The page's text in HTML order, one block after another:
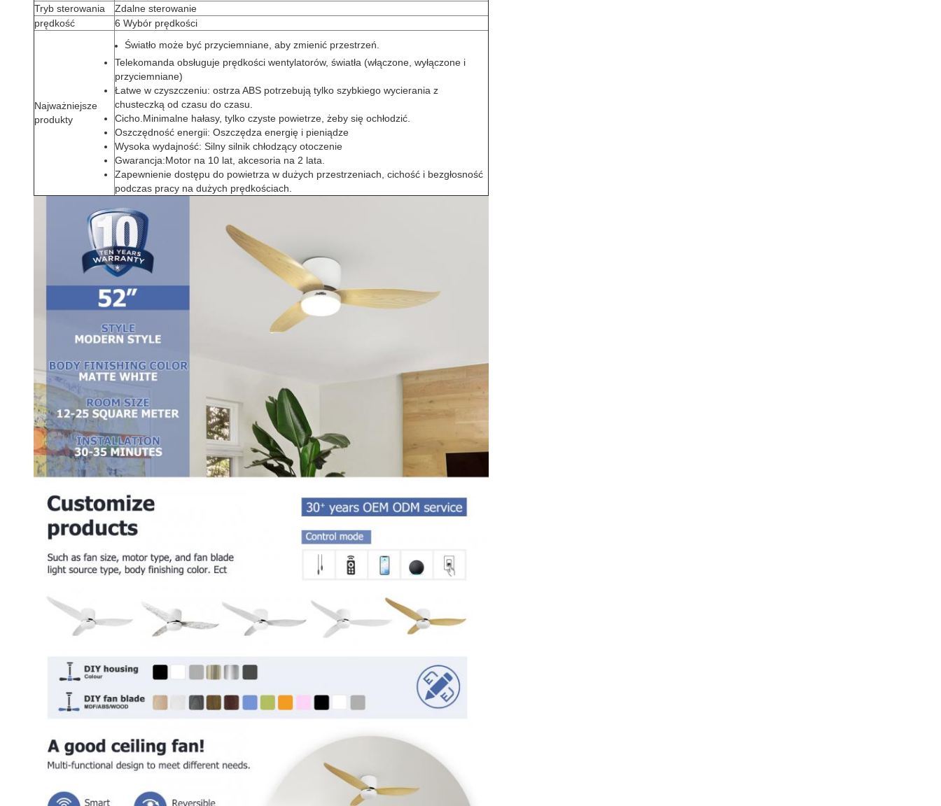
Tryb sterowania
Zdalne sterowanie
prędkość
6 Wybór prędkości
Najważniejsze
produkty
Światło może być przyciemniane, aby zmienić przestrzeń.
Telekomanda obsługuje prędkości wentylatorów, światła (włączone, wyłączone i
przyciemniane)
Łatwe w czyszczeniu: ostrza ABS potrzebują tylko szybkiego wycierania z
chusteczką od czasu do czasu.
Cicho. Minimalne hałasy, tylko czyste powietrze, żeby się ochłodzić.
Oszczędność energii: Oszczędza energię i pieniądze
Wysoka wydajność: Silny silnik chłodzący otoczenie
Gwarancja:Motor na 10 lat, akcesoria na 2 lata.
Zapewnienie dostępu do powietrza w dużych przestrzeniach, cichość i bezgłosność
podczas pracy na dużych prędkościach.